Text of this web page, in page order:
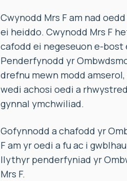
Cwynodd Mrs F am nad
ei heiddo. Cwynodd Mrs F
cafodd ei negeseuon e-bost
Penderfynodd yr
drefnu mewn modd
wedi achosi oedi a
gynnal ymchwiliad.
Gofynnodd a chafodd yr
F am yr oedi a fu ac i
llythyr penderfyniad yr
Mrs F.